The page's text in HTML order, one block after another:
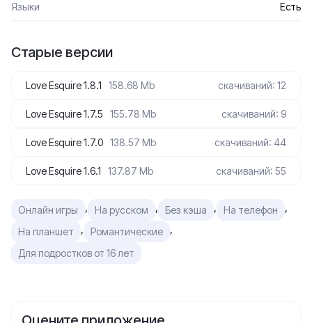
Языки Есть
Старые версии
Love Esquire 1.8.1 158.68 Mb скачиваний: 12
Love Esquire 1.7.5 155.78 Mb скачиваний: 9
Love Esquire 1.7.0 138.57 Mb скачиваний: 44
Love Esquire 1.6.1 137.87 Mb скачиваний: 55
Онлайн игры , На русском , Без кэша , На телефон ,
На планшет , Романтические ,
Для подростков от 16 лет